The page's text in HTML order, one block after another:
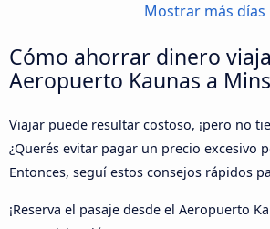
Mostrar más días
Cómo ahorrar dinero
Aeropuerto Kaunas a
Viajar puede resultar costoso, ¡pero no
¿Querés evitar pagar un precio excesivo
Entonces, seguí estos consejos rápidos
¡Reserva el pasaje desde el Aeropuerto